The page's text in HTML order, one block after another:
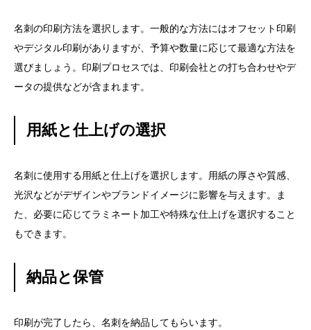
名刺の印刷方法を選択します。一般的な方法にはオフセット印刷
やデジタル印刷がありますが、予算や数量に応じて最適な方法を
選びましょう。印刷プロセスでは、印刷会社との打ち合わせやデ
ータの提供などが含まれます。
用紙と仕上げの選択
名刺に使用する用紙と仕上げを選択します。用紙の厚さや質感、
光沢などがデザインやブランドイメージに影響を与えます。ま
た、必要に応じてラミネート加工や特殊な仕上げを選択すること
もできます。
納品と保管
印刷が完了したら、名刺を納品してもらいます。